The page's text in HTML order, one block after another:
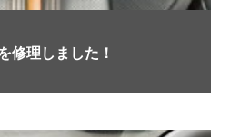
修理しました！